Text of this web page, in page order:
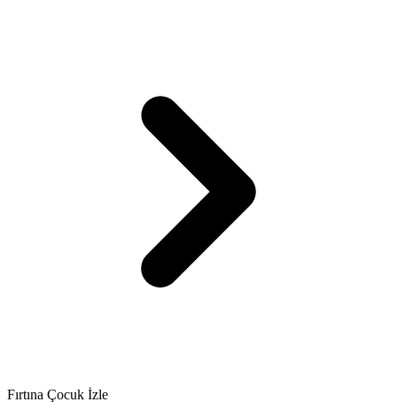
Fırtına Çocuk İzle